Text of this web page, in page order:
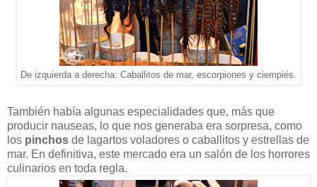
De izquierda a derecha: Caballitos de mar, escorpiones y ciempiés.
También había algunas especialidades que, más que
producir nauseas, lo que nos generaba era sorpresa, como
los pinchos de lagartos voladores o caballitos y estrellas de
mar. En definitiva, este mercado era un salón de los horrores
culinarios en toda regla.